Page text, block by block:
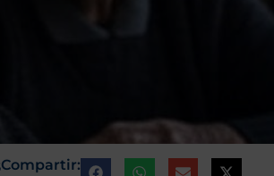
Compartir: